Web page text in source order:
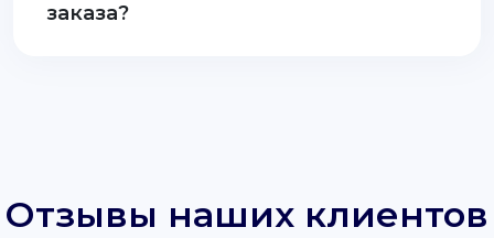
заказа?
Отзывы наших клиентов